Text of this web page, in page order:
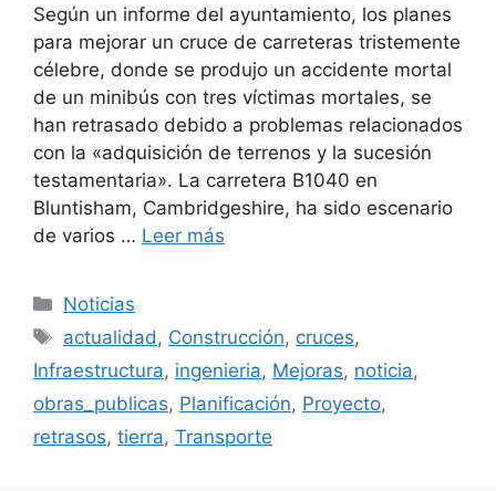
Según un informe del ayuntamiento, los planes
para mejorar un cruce de carreteras tristemente
célebre, donde se produjo un accidente mortal
de un minibús con tres víctimas mortales, se
han retrasado debido a problemas relacionados
con la «adquisición de terrenos y la sucesión
testamentaria». La carretera B1040 en
Bluntisham, Cambridgeshire, ha sido escenario
de varios … Leer más
Categorías
Noticias
Etiquetas
actualidad, Construcción, cruces,
Infraestructura, ingenieria, Mejoras, noticia,
obras_publicas, Planificación, Proyecto,
retrasos, tierra, Transporte